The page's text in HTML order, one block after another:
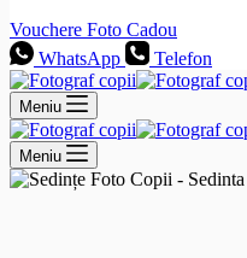
Vouchere Foto Cadou
WhatsApp
Telefon
Meniu
Meniu